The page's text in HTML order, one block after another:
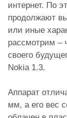
интернет. По
продолжают
или иные
рассмотрим –
своего
Nokia 1.3.
Аппарат
мм, а его вес